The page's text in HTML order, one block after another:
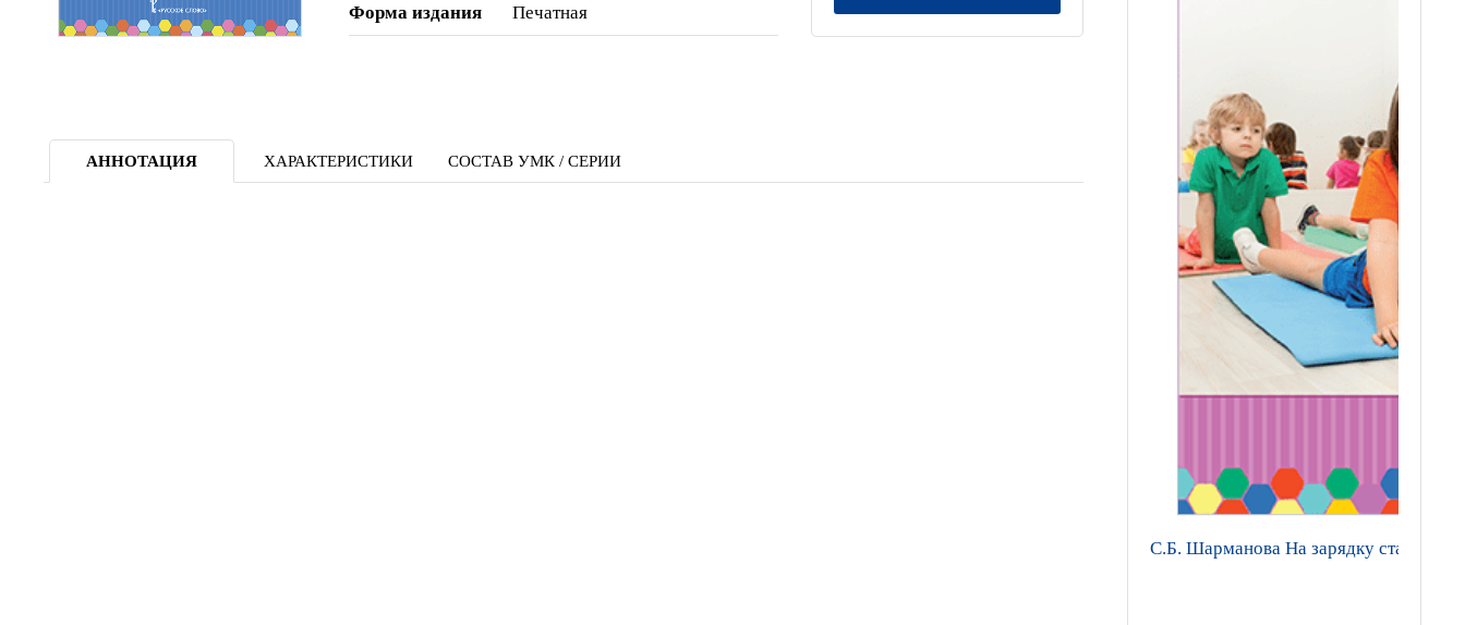
Форма издания Печатная
АННОТАЦИЯ ХАРАКТЕРИСТИКИ СОСТАВ УМК / СЕРИИ
С.Б. Шарманова На зарядку